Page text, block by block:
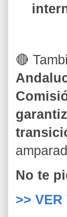
🔴
No te
>> VER